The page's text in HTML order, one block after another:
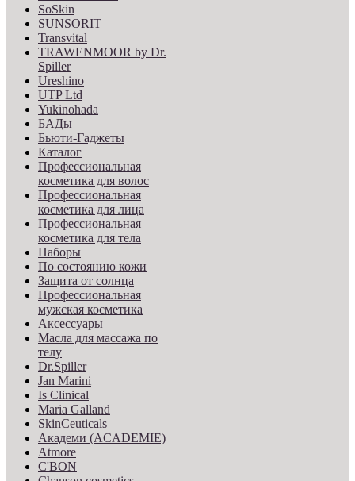
SoSkin
SUNSORIT
Transvital
TRAWENMOOR by Dr.
Spiller
Ureshino
UTP Ltd
Yukinohada
БАДы
Бьюти-Гаджеты
Каталог
Профессиональная
косметика для волос
Профессиональная
косметика для лица
Профессиональная
косметика для тела
Наборы
По состоянию кожи
Защита от солнца
Профессиональная
мужская косметика
Аксессуары
Масла для массажа по
телу
Dr.Spiller
Jan Marini
Is Clinical
Maria Galland
SkinCeuticals
Академи (ACADEMIE)
Atmore
C'BON